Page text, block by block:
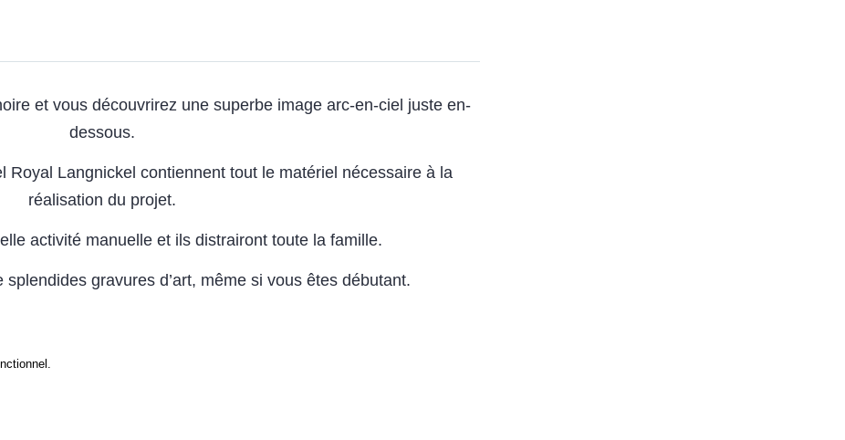
et vous découvrirez une superbe image arc-en-ciel juste en-
dessous.
Royal Langnickel contiennent tout le matériel nécessaire à la
réalisation du projet.
activité manuelle et ils distrairont toute la famille.
gravures d’art, même si vous êtes débutant.